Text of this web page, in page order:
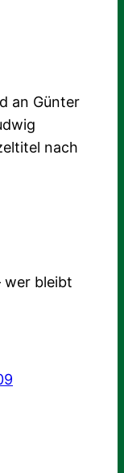
an Günter
nach
wer bleibt